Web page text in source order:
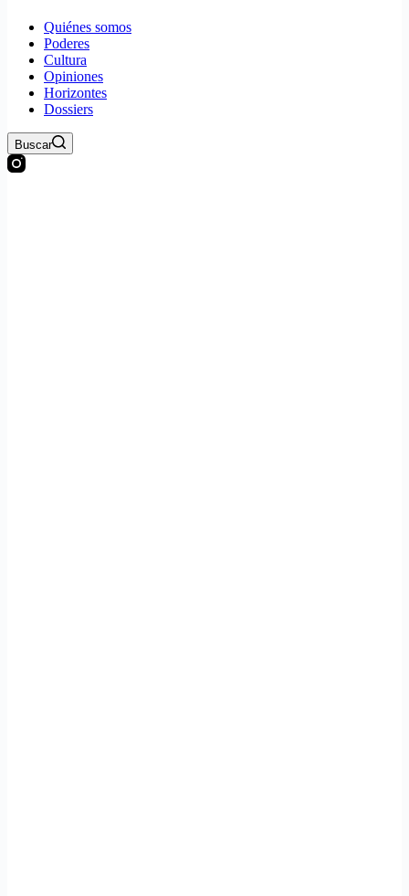
Quiénes somos
Poderes
Cultura
Opiniones
Horizontes
Dossiers
Buscar